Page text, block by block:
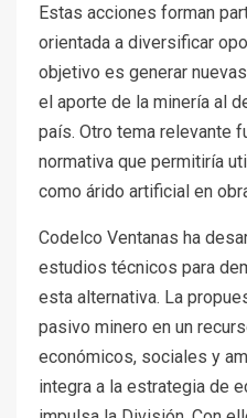
Estas acciones forman
orientada a diversificar
objetivo es generar
el aporte de la minería al
país. Otro tema relevante
normativa que permitiría
como árido artificial en
Codelco Ventanas ha
estudios técnicos para
esta alternativa. La
pasivo minero en un
económicos, sociales y
integra a la estrategia de